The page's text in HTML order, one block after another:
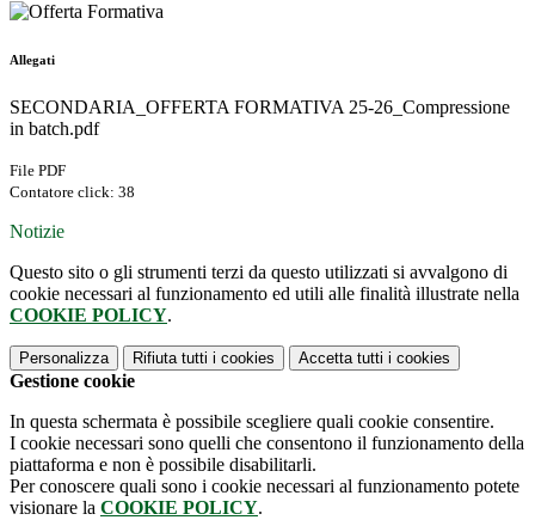
Allegati
SECONDARIA_OFFERTA FORMATIVA 25-26_Compressione
in batch.pdf
File PDF
Contatore click: 38
Notizie
Questo sito o gli strumenti terzi da questo utilizzati si avvalgono di
cookie necessari al funzionamento ed utili alle finalità illustrate nella
COOKIE POLICY.
Personalizza Rifiuta tutti i cookies Accetta tutti i cookies
Gestione cookie
In questa schermata è possibile scegliere quali cookie consentire.
I cookie necessari sono quelli che consentono il funzionamento della
piattaforma e non è possibile disabilitarli.
Per conoscere quali sono i cookie necessari al funzionamento potete
visionare la COOKIE POLICY.